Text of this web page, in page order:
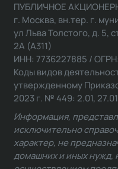
ПУБЛИЧНОЕ
г. Москва, вн.тер. г.
ул Льва Толстого, д. 5,
2А (А311)
ИНН: 7736227885 /
Коды видов
утвержденному
2023 г. № 449: 2.01,
Информация,
исключительно
характер, не
домашних и иных нужд,